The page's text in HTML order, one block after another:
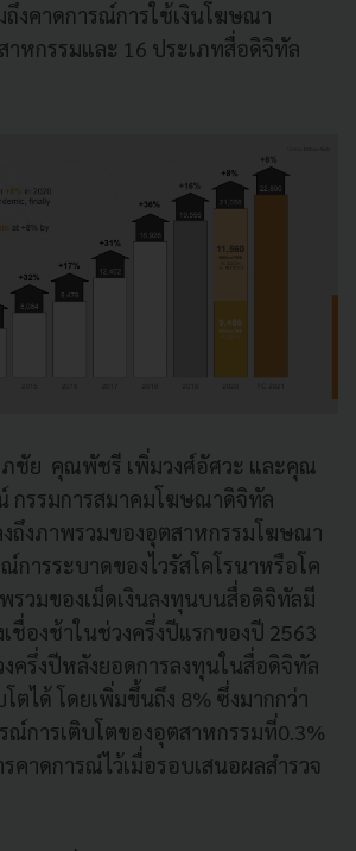
ถึงคาดการณ์การใช้เงินโฆษณา
าหกรรมและ 16 ประเภทสื่อดิจิทัล
ชัย คุณพัชรี เพิ่มวงศ์อัศวะ และคุณ
รรมการสมาคมโฆษณาดิจิทัล
ถึงภาพรวมของอุตสาหกรรมโฆษณา
การระบาดของไวรัสโคโรนาหรือโค
รวมของเม็ดเงินลงทุนบนสื่อดิจิทัลมี
ชื่องช้าในช่วงครึ่งปีแรกของปี 2563
งครึ่งปีหลังยอดการลงทุนในสื่อดิจิทัล
ตได้ โดยเพิ่มขึ้นถึง 8% ซึ่งมากกว่า
ณ์การเติบโตของอุตสาหกรรมที่0.3%
คาดการณ์ไว้เมื่อรอบเสนอผลสำรวจ